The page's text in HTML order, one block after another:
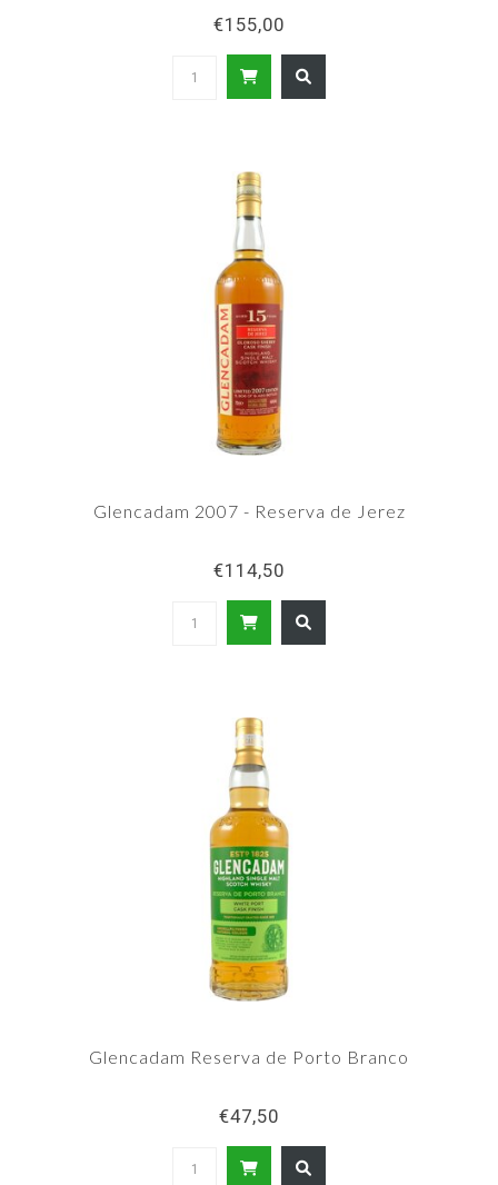
€155,00
Glencadam 2007 - Reserva de Jerez
€114,50
Glencadam Reserva de Porto Branco
€47,50